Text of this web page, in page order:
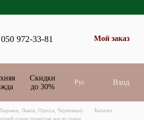
050 972-33-81 Мой заказ
Скидки
до 30%
Рус Вход
Львов, Одесса, Черновцы)
Каталог
рукав трикотаж масло синее